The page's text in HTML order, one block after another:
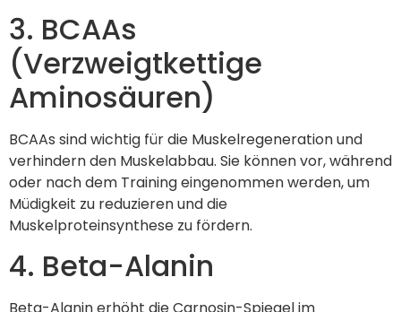
3. BCAAs
(Verzweigtkettige
Aminosäuren)
BCAAs sind wichtig für die Muskelregeneration und
verhindern den Muskelabbau. Sie können vor, während
oder nach dem Training eingenommen werden, um
Müdigkeit zu reduzieren und die
Muskelproteinsynthese zu fördern.
4. Beta-Alanin